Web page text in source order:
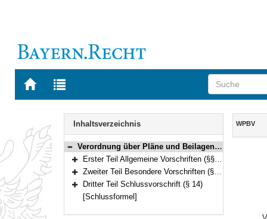
Zur
BAYERN.RECHT
Zur
letzten
Navigation
Inhaltsverzeichnis
Bereich reduzieren
Verordnung über Pläne und Beilagen in wasserrechtlichen Verfahren (WPBV) Vom 13. März 2000 (GVBl. S. 156) BayRS 753-1-6-U (§§ 1–14)
Bereich erweitern
Erster Teil Allgemeine Vorschriften (§§ 1–3)
Bereich erweitern
Zweiter Teil Besondere Vorschriften (§§ 4–13)
Bereich erweitern
Dritter Teil Schlussvorschrift (§ 14)
[Schlussformel]
Inhalt
WPBV